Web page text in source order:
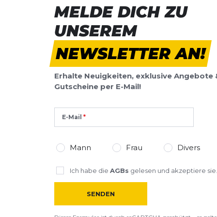
MELDE DICH ZU
UNSEREM
NEWSLETTER AN!
Erhalte Neuigkeiten, exklusive Angebote
Gutscheine per E-Mail!
E-Mail
Mann Frau Divers
Ich habe die AGBs gelesen und akzeptiere sie.
SENDEN